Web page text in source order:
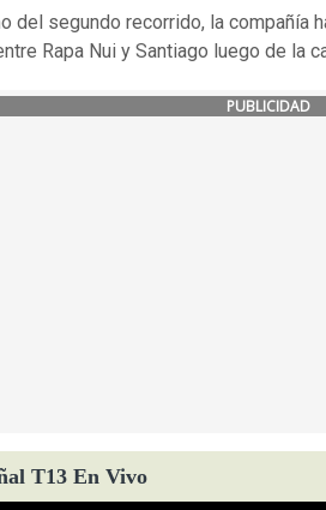
del segundo recorrido, la compañía
Rapa Nui y Santiago luego de la
PUBLICIDAD
T13 En Vivo